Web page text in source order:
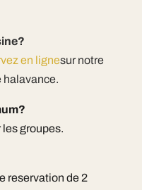
en lignesur notre
halavance.
groupes.
reservation de 2